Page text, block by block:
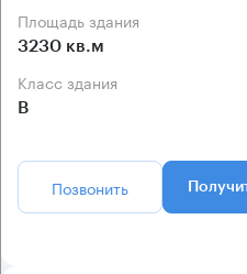
Площадь здания
3230 кв.м
Класс здания
B
Позвонить